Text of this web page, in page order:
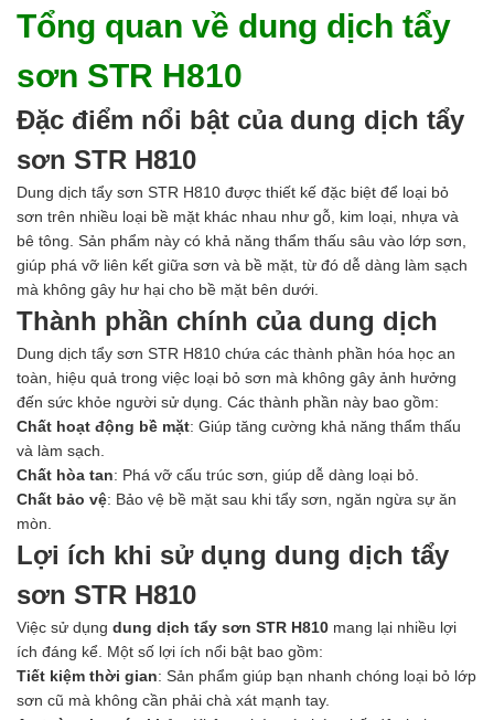
HÓA CHẤT XỬ LÝ NƯỚC
Xử lý nước hồ bơi
Xử lý nước sinh hoạt
Xử lý nước giếng khoan
Xử lý nước khác
DUNG MÔI CÔNG NGHIỆP
Pha sơn nước
Pha sơn epoxy
Pha sơn dầu
Pha sơn tĩnh điện
Dung môi khác
HƯƠNG LIỆU TINH DẦU
HÓA CHẤT CÔNG NGHIỆP
Hóa chất khác
Kiềm
Muối
Kim loại màu
Oxit kim loại
HÓA CHẤT THÍ NGHIỆM
Thiết bị phòng thí nghiệm
HÓA CHẤT NÔNG NGHIỆP
Nguyên liệu phân bón
Chế phẩm sinh học
Nguyên liệu chăn nuôi
HÓA CHẤT XÂY DỰNG
Chống thấm sika
Tổng quan về dung dịch tẩy
sơn STR H810
Đặc điểm nổi bật của dung dịch tẩy
sơn STR H810
Dung dịch tẩy sơn STR H810 được thiết kế đặc biệt để loại bỏ
sơn trên nhiều loại bề mặt khác nhau như gỗ, kim loại, nhựa và
bê tông. Sản phẩm này có khả năng thẩm thấu sâu vào lớp sơn,
giúp phá vỡ liên kết giữa sơn và bề mặt, từ đó dễ dàng làm sạch
mà không gây hư hại cho bề mặt bên dưới.
Thành phần chính của dung dịch
Dung dịch tẩy sơn STR H810 chứa các thành phần hóa học an
toàn, hiệu quả trong việc loại bỏ sơn mà không gây ảnh hưởng
đến sức khỏe người sử dụng. Các thành phần này bao gồm:
Chất hoạt động bề mặt: Giúp tăng cường khả năng thẩm thấu
và làm sạch.
Chất hòa tan: Phá vỡ cấu trúc sơn, giúp dễ dàng loại bỏ.
Chất bảo vệ: Bảo vệ bề mặt sau khi tẩy sơn, ngăn ngừa sự ăn
mòn.
Lợi ích khi sử dụng dung dịch tẩy
sơn STR H810
Việc sử dụng dung dịch tẩy sơn STR H810 mang lại nhiều lợi
ích đáng kể. Một số lợi ích nổi bật bao gồm:
Tiết kiệm thời gian: Sản phẩm giúp bạn nhanh chóng loại bỏ lớp
sơn cũ mà không cần phải chà xát mạnh tay.